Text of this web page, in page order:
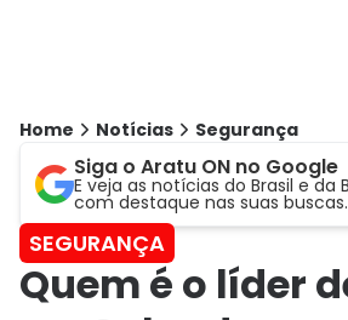
Home Notícias Segurança
Siga o Aratu ON no Google
E veja as notícias do Brasil e da
com destaque nas suas buscas.
SEGURANÇA
Quem é o líder